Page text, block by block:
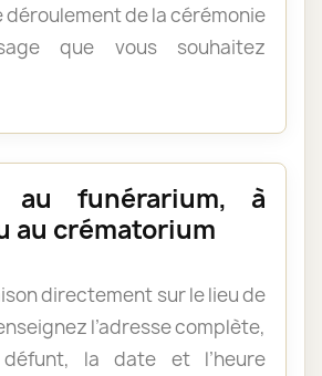
déroulement de la cérémonie
que vous souhaitez
au funérarium, à
au crématorium
directement sur le lieu de
l’adresse complète,
la date et l’heure